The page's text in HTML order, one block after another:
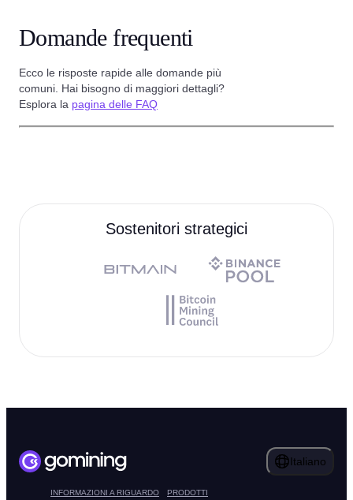
Domande frequenti
Ecco le risposte rapide alle domande più
comuni. Hai bisogno di maggiori dettagli?
Esplora la pagina delle FAQ
Sostenitori strategici
Italiano
INFORMAZIONI A RIGUARDO PRODOTTI